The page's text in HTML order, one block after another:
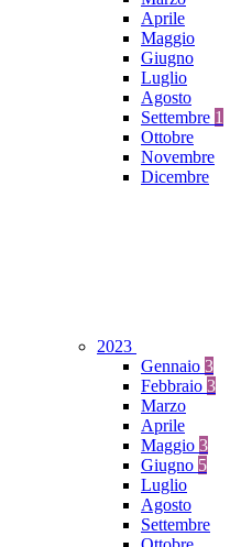
Aprile
Maggio
Giugno
Luglio
Agosto
Settembre 1
Ottobre
Novembre
Dicembre
2023
Gennaio 3
Febbraio 3
Marzo
Aprile
Maggio 3
Giugno 5
Luglio
Agosto
Settembre